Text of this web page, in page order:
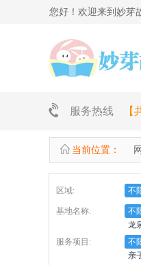
您好！欢迎来到妙芽
服务热线 【
当前位置：
区域: 不
基地名称: 不
龙
服务项目:
不
亲